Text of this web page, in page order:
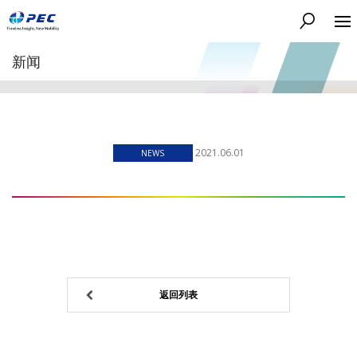
搜索
新闻
NEWS 2021.06.01
返回列表